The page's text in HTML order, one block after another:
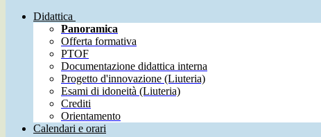
Didattica
Panoramica
Offerta formativa
PTOF
Documentazione didattica interna
Progetto d'innovazione (Liuteria)
Esami di idoneità (Liuteria)
Crediti
Orientamento
Calendari e orari